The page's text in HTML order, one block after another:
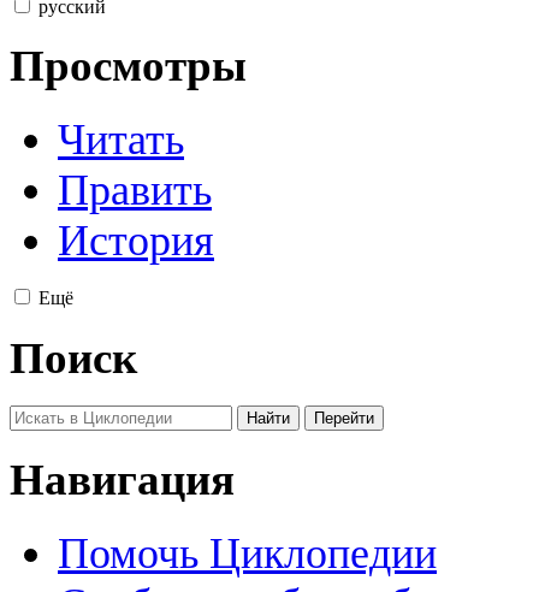
русский
Просмотры
Читать
Править
История
Ещё
Поиск
Навигация
Помочь Циклопедии